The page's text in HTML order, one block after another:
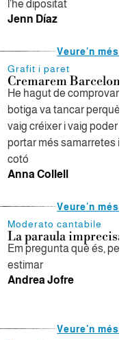
l’he dipositat
Jenn Díaz
Veure'n més
Grafit i paret
Cremarem Barcelona
He hagut de comprovar
botiga va tancar perquè
vaig créixer i vaig poder
portar més samarretes
cotó
Anna Collell
Veure'n més
Moderato cantabile
La paraula imprecisa
Em pregunta què és, per
estimar
Andrea Jofre
Veure'n més